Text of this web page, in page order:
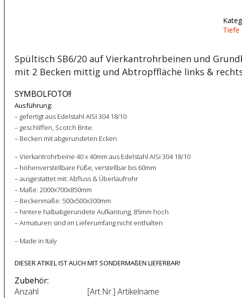
Tiefe
Spültisch SB6/20 auf Vierkantrohrbeinen und
mit 2 Becken mittig und Abtropffläche links &
SYMBOLFOTO!!
Ausführung:
– gefertigt aus Edelstahl AISI 304 18/10
– geschliffen, Scotch Brite.
– Becken mit abgerundeten Ecken
– Vierkantrohrbeine 40 x 40mm aus Edelstahl AISI 304 18/10
– höhenverstellbare Füße, verstellbar bis 60mm
– ausgestattet mit: Abfluss & Überlaufrohr
– Maße: 2000x700x850mm
– Beckenmaße: 500x500x300mm
– hintere halbabgerundete Aufkantung, 85mm hoch
– Armaturen sind im Lieferumfang nicht enthalten
– Made in Italy
DIESER ATIKEL IST AUCH MIT SONDERMAßEN LIEFERBAR!
Zubehör:
Anzahl
[Art.Nr.] Artikelname